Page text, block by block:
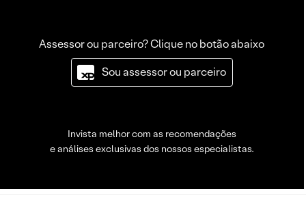
Assessor ou parceiro? Clique no botão abaixo
Sou assessor ou parceiro
Invista melhor com as recomendações
e análises exclusivas dos nossos especialistas.